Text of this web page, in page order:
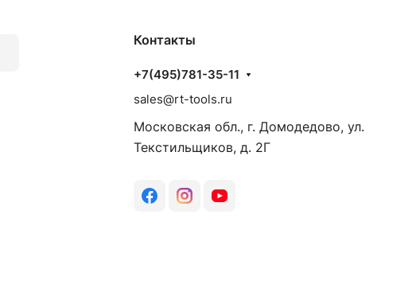
Контакты
+7(495)781-35-11
sales@rt-tools.ru
Московская обл., г. Домодедово, ул.
Текстильщиков, д. 2Г